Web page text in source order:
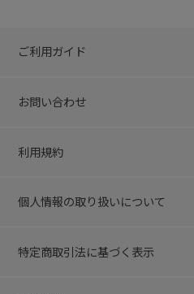
ご利用ガイド
お問い合わせ
利用規約
個人情報の取り扱いについて
特定商取引法に基づく表示